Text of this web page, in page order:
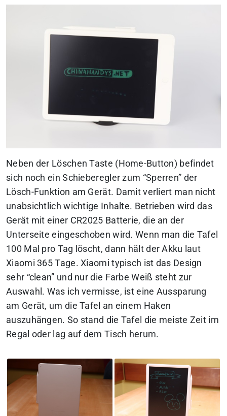
Neben der Löschen Taste (Home-Button) befindet
sich noch ein Schieberegler zum “Sperren” der
Lösch-Funktion am Gerät. Damit verliert man nicht
unabsichtlich wichtige Inhalte. Betrieben wird das
Gerät mit einer CR2025 Batterie, die an der
Unterseite eingeschoben wird. Wenn man die Tafel
100 Mal pro Tag löscht, dann hält der Akku laut
Xiaomi 365 Tage. Xiaomi typisch ist das Design
sehr “clean” und nur die Farbe Weiß steht zur
Auswahl. Was ich vermisse, ist eine Aussparung
am Gerät, um die Tafel an einem Haken
auszuhängen. So stand die Tafel die meiste Zeit im
Regal oder lag auf dem Tisch herum.